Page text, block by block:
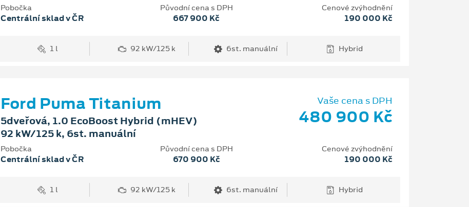
Pobočka
Centrální sklad v ČR
Původní cena s DPH
667 900 Kč
Cenové zvýhodnění
190 000 Kč
1 l 92 kW/125 k 6st. manuální Hybrid
Ford Puma Titanium
5dveřová, 1.0 EcoBoost Hybrid (mHEV)
92 kW/125 k, 6st. manuální
Vaše cena s DPH
480 900 Kč
Pobočka
Centrální sklad v ČR
Původní cena s DPH
670 900 Kč
Cenové zvýhodnění
190 000 Kč
1 l 92 kW/125 k 6st. manuální Hybrid